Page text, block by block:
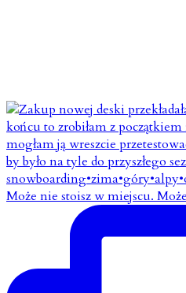
Może nie stoisz w miejscu.